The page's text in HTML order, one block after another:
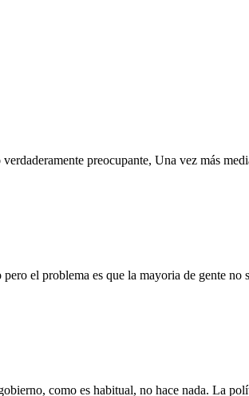
preocupante, Una vez más
el problema es que la mayoria de gente
como es habitual, no hace nada. La